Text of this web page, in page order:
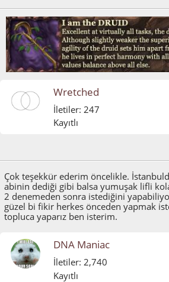
Wretched
İletiler: 247
Kayıtlı
Çok teşekkür ederim öncelikle.
abinin dediği gibi balsa yumuşak lifli
2 denemeden sonra istediğini
güzel bi fikir herkes önceden yapmak
topluca yaparız ben isterim.
DNA Maniac
İletiler: 2,740
Kayıtlı